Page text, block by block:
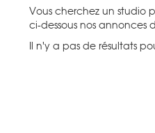
Vous cherchez un studio
ci-dessous nos annonces
Il n'y a pas de résultats